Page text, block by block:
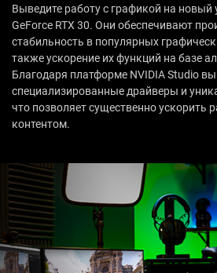
Выведите работу с графикой на новый
GeForce RTX 30. Они обеспечивают
стабильность в популярных
также ускорение их функций на базе
Благодаря платформе NVIDIA Studio
специализированные драйверы и
что позволяет существенно ускорить
контентом.